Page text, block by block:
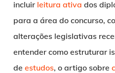
incluir leitura ativa dos
para a área do concurso,
alterações legislativas
entender como estruturar
de estudos, o artigo sobre